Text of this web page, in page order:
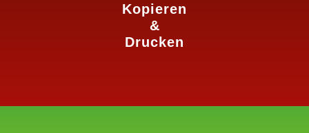
Kopieren
&
Drucken
mehr erfahren